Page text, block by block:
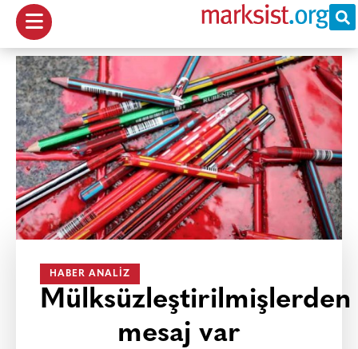
HABER ANALIZ
Mülksüzleştirilmişlerden
mesaj var